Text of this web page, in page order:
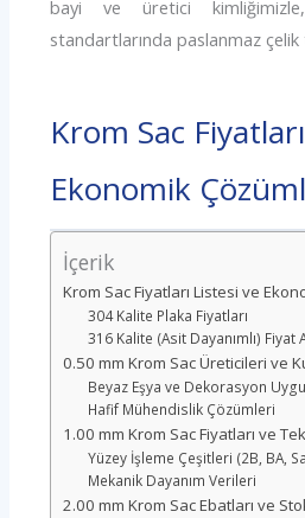
bayi ve üretici
standartlarında paslanmaz çelik
Krom Sac
Ekonomik
İçerik
Krom Sac Fiyatları Listesi ve
304 Kalite Plaka Fiyatları
316 Kalite (Asit Dayanımlı) Fiyat
0.50 mm Krom Sac Üreticileri ve
Beyaz Eşya ve Dekorasyon
Hafif Mühendislik Çözümleri
1.00 mm Krom Sac Fiyatları ve
Yüzey İşleme Çeşitleri (2B, BA,
Mekanik Dayanım Verileri
2.00 mm Krom Sac Ebatları ve